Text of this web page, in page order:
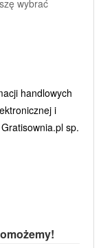
wybrać
handlowych
i
sp.